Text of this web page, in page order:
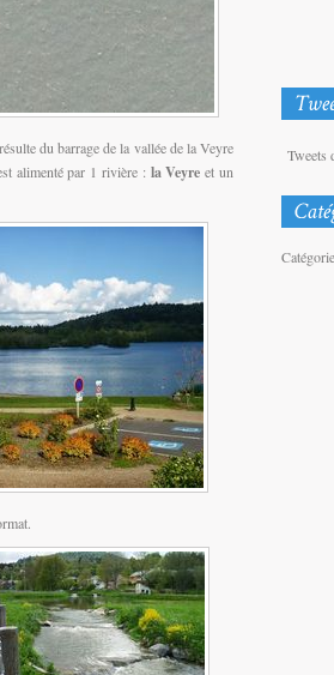
du barrage de la vallée de la Veyre
alimenté par 1 rivière : la Veyre et un
Tweets